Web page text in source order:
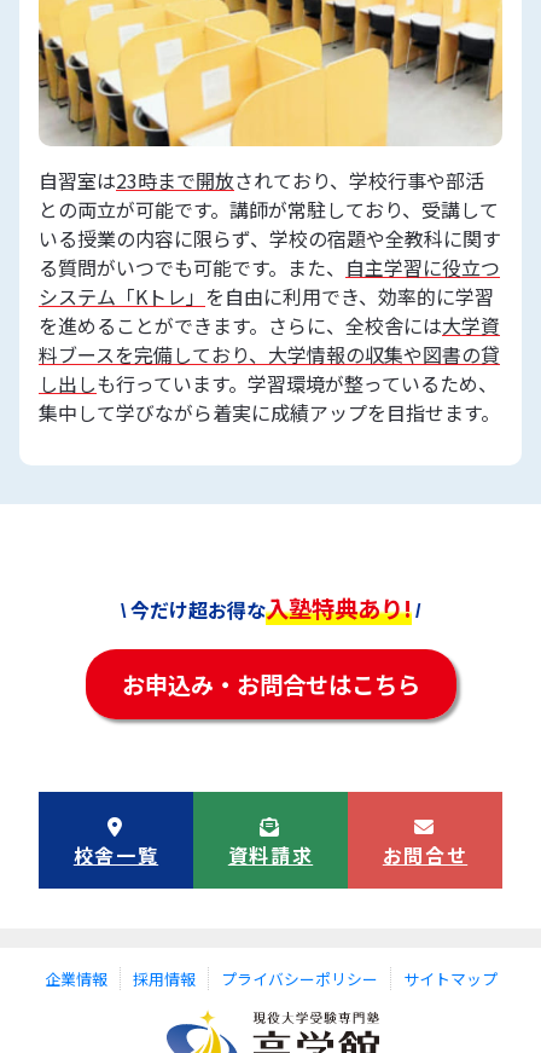
自習室は23時まで開放されており、学校行事や部活
との両立が可能です。講師が常駐しており、受講して
いる授業の内容に限らず、学校の宿題や全教科に関す
る質問がいつでも可能です。また、 自主学習に役立つ
システム「Kトレ」 を自由に利用でき、効率的に学習
を進めることができます。さらに、全校舎には大学資
料ブースを完備しており、大学情報の収集や図書の貸
し出しも行っています。学習環境が整っているため、
集中して学びながら着実に成績アップを目指せます。
\ 今だけ超お得な入塾特典あり! /
お申込み・お問合せはこちら
校舎一覧 資料請求 お問合せ
企業情報 採用情報 プライバシーポリシー サイトマップ